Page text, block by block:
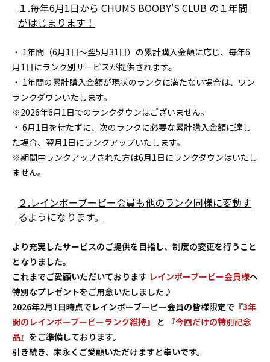
１.毎年6月1日から CHUMS BOOBY'S CLUB の１年間
がはじまります！​
・ 1年間（6月1日～翌5月31日）の累計購入金額に応じ、毎年6
月1日にランク別サービスが提供されます。
・ 1年間の累計購入金額が現状のランクに満たない場合は、ワン
ランクダウンいたします。
※2026年6月1日でのランクダウンはございません。
・ 6月1日を待たずに、次のランクに必要な累計購入金額に達し
た場合、翌月1日にランクアップいたします。
※期間中ランクアップされた方は6月1日にランクダウンはいたし
ません。
２.レインボーブービー会員も他のランク同様に変動す
るようになります。
より充実したサービスのご提供を目指し、制度の変更を行うこと
となりました。
これまでご愛顧いただいております レインボーブービー会員様へ
特別なプレゼントをご用意いたしました♪
2026年2月1日時点でレインボーブービー会員の皆様限定で 『3年
間のレインボーブービーランク維持』
と
『今回だけの特別記念
品』 をご準備しております。
引き続き、末永くご愛顧いただけますと幸いです。